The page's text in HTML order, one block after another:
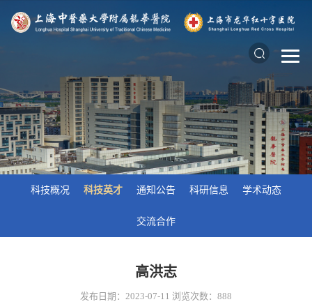
科技概况 科技英才 通知公告 科研信息 学术动态
交流合作
​高洪志
发布日期：2023-07-11 浏览次数： 888